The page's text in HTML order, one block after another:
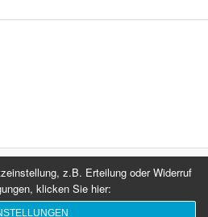
Stolz präsentiert von WordPress
z.B. Erteilung oder Widerruf
klicken Sie hier: